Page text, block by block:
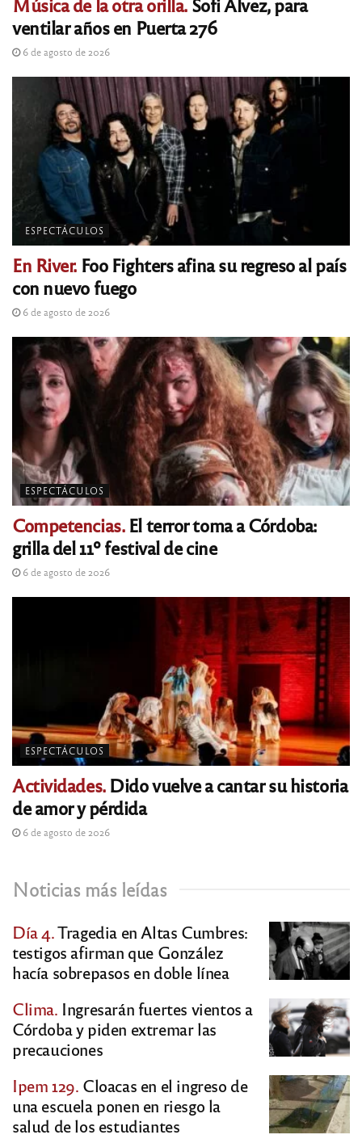
ventilar años en Puerta 276
6 de agosto de 2026
ESPECTÁCULOS
En River. Foo Fighters afina su regreso al país
con nuevo fuego
6 de agosto de 2026
ESPECTÁCULOS
Competencias.El terror toma a Córdoba:
grilla del 11º festival de cine
6 de agosto de 2026
ESPECTÁCULOS
Actividades.Dido vuelve a cantar su historia
de amor y pérdida
6 de agosto de 2026
Noticias más leídas
Día 4.Tragedia en Altas Cumbres:
testigos afirman que González
hacía sobrepasos en doble línea
Clima. Ingresarán fuertes vientos a
Córdoba y piden extremar las
precauciones
Ipem 129. Cloacas en el ingreso de
una escuela ponen en riesgo la
salud de los estudiantes